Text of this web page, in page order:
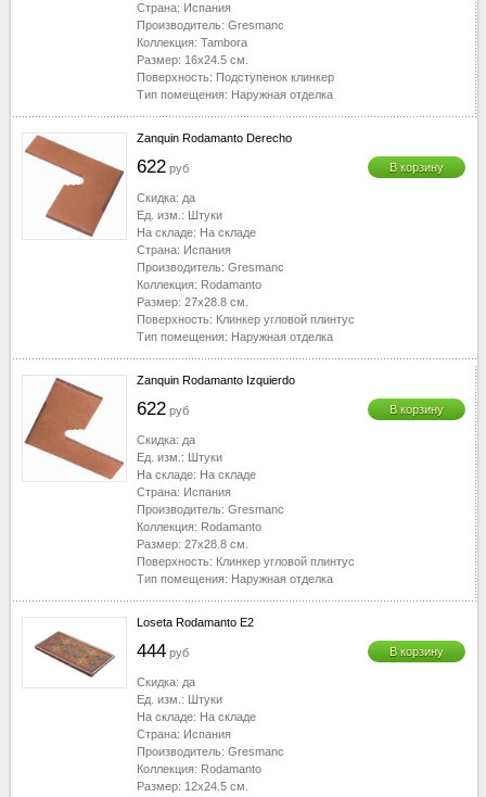
Страна: Испания
Производитель: Gresmanc
Коллекция: Tambora
Размер: 16x24.5 см.
Поверхность: Подступенок клинкер
Тип помещения: Наружная отделка
Zanquin Rodamanto Derecho
622 руб В корзину
Скидка: да
Ед. изм.: Штуки
На складе: На складе
Страна: Испания
Производитель: Gresmanc
Коллекция: Rodamanto
Размер: 27x28.8 см.
Поверхность: Клинкер угловой плинтус
Тип помещения: Наружная отделка
Zanquin Rodamanto Izquierdo
622 руб В корзину
Скидка: да
Ед. изм.: Штуки
На складе: На складе
Страна: Испания
Производитель: Gresmanc
Коллекция: Rodamanto
Размер: 27x28.8 см.
Поверхность: Клинкер угловой плинтус
Тип помещения: Наружная отделка
Loseta Rodamanto E2
444 руб В корзину
Скидка: да
Ед. изм.: Штуки
На складе: На складе
Страна: Испания
Производитель: Gresmanc
Коллекция: Rodamanto
Размер: 12x24.5 см.